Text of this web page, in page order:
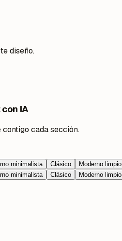
diseño.
IA
cada sección.
minimalista Clásico Moderno limpio
minimalista Clásico Moderno limpio